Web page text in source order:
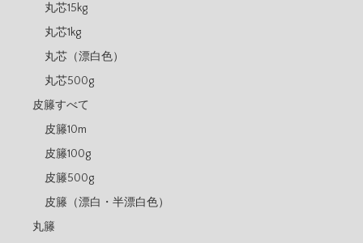
丸芯15kg
丸芯1kg
丸芯（漂白色）
丸芯500g
皮籐すべて
皮籐10m
皮籐100g
皮籐500g
皮籐（漂白・半漂白色）
丸籐